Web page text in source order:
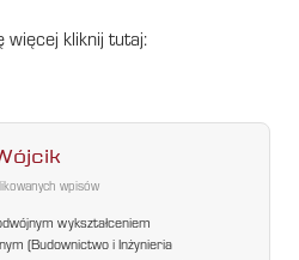
więcej kliknij tutaj:
wpisów
wykształceniem
(Budownictwo i Inżynieria